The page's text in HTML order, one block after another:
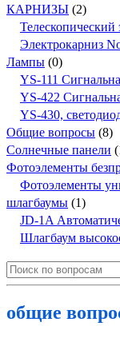
КАРНИЗЫ (2)
Электрокарниз
Лампы (0)
YS-111
YS-422
YS-430,
Общие вопросы (8)
Солнечные панели
Фотоэлементы
Фотоэлементы
шлагбаумы (1)
JD-1A
Шлагбаум
общие